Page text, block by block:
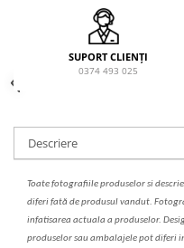
SUPORT CLIENȚI
0374 493 025
Descriere
Toate fotografiile produselorsi
diferi fată de produsul vandut.
infatisarea actuala a produselor.
produselor sau ambalajele pot diferi